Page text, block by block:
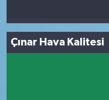
Çınar Hava Kalitesi